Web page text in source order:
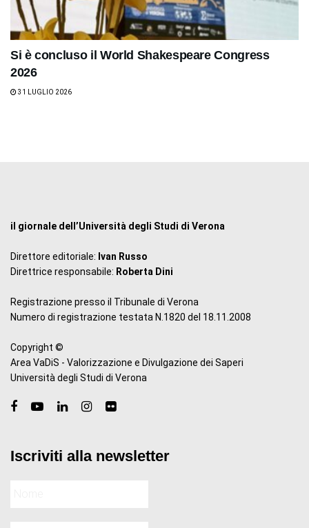
Si è concluso il World Shakespeare Congress
2026
31 LUGLIO 2026
il giornale dell’Università degli Studi di Verona
Direttore editoriale: Ivan Russo
Direttrice responsabile: Roberta Dini
Registrazione presso il Tribunale di Verona
Numero di registrazione testata N.1820 del 18.11.2008
Copyright ©
Area VaDiS - Valorizzazione e Divulgazione dei Saperi
Università degli Studi di Verona
Iscriviti alla newsletter